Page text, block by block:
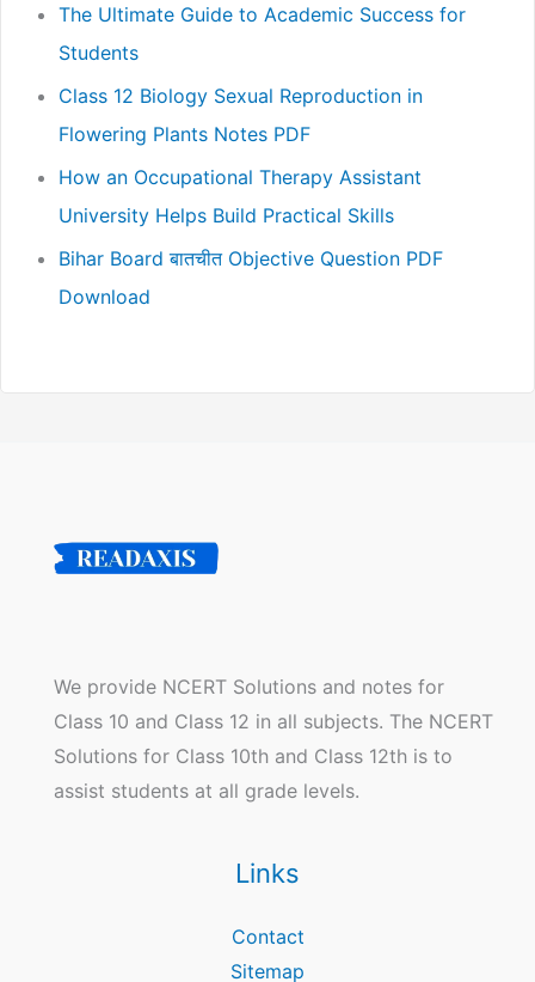
The Ultimate Guide to Academic Success for
Students
Class 12 Biology Sexual Reproduction in
Flowering Plants Notes PDF
How an Occupational Therapy Assistant
University Helps Build Practical Skills
Bihar Board बातचीत Objective Question PDF
Download
We provide NCERT Solutions and notes for
Class 10 and Class 12 in all subjects. The NCERT
Solutions for Class 10th and Class 12th is to
assist students at all grade levels.
Links
Contact
Sitemap